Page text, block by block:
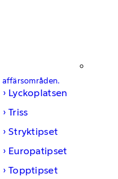
affärsområden.
Lyckoplatsen
Triss
Stryktipset
Europatipset
Topptipset